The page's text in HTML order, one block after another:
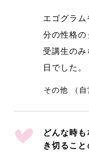
エゴグラ
分の性格の
受講生のみ
日でした。
その他 （
どんな時
き切るこ